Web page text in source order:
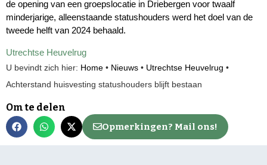
de opening van een groepslocatie in Driebergen voor twaalf
minderjarige, alleenstaande statushouders werd het doel van de
tweede helft van 2024 behaald.
Utrechtse Heuvelrug
U bevindt zich hier: Home • Nieuws • Utrechtse Heuvelrug •
Achterstand huisvesting statushouders blijft bestaan
Om te delen
Opmerkingen? Mail ons!